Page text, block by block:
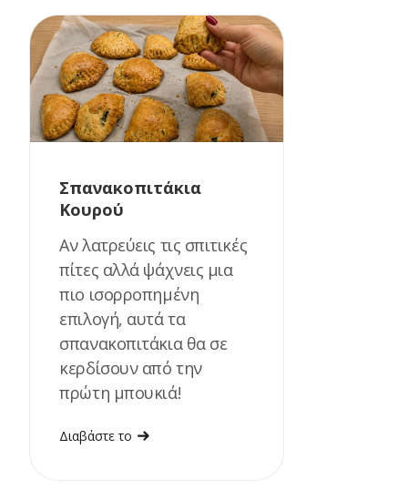
Σπανακοπιτάκια
Κουρού
Αν λατρεύεις τις σπιτικές
πίτες αλλά ψάχνεις μια
πιο ισορροπημένη
επιλογή, αυτά τα
σπανακοπιτάκια θα σε
κερδίσουν από την
πρώτη μπουκιά!
Διαβάστε το